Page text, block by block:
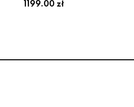
1199.00 zł